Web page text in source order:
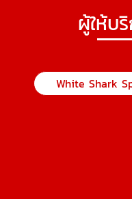
ผู้ให้บ
White Shark